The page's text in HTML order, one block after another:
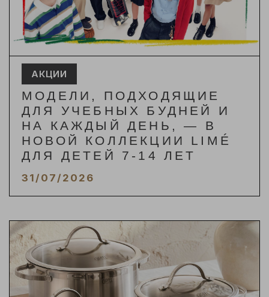
АКЦИИ
МОДЕЛИ, ПОДХОДЯЩИЕ
ДЛЯ УЧЕБНЫХ БУДНЕЙ И
НА КАЖДЫЙ ДЕНЬ, — В
НОВОЙ КОЛЛЕКЦИИ LIMÉ
ДЛЯ ДЕТЕЙ 7-14 ЛЕТ
31/07/2026